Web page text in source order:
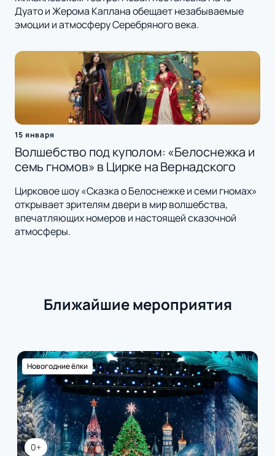
Дуато и Жерома Каплана обещает незабываемые
эмоции и атмосферу Серебряного века.
15 января
Волшебство под куполом: «Белоснежка и
семь гномов» в Цирке на Вернадского
Цирковое шоу «Сказка о Белоснежке и семи гномах»
открывает зрителям двери в мир волшебства,
впечатляющих номеров и настоящей сказочной
атмосферы.
Ближайшие мероприятия
0+
Новогодние ёлки